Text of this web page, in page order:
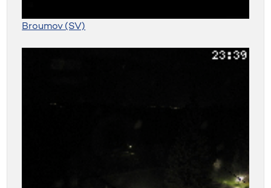
Broumov (SV)